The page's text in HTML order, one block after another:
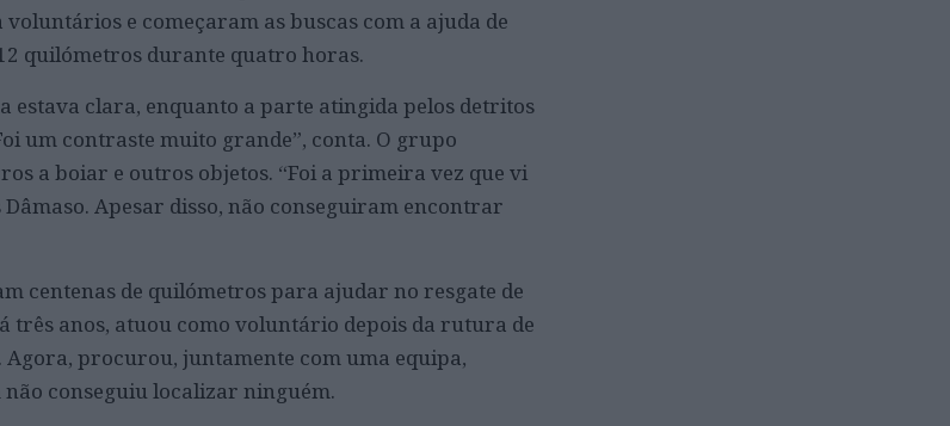
e começaram as buscas com a ajuda de
quilómetros durante quatro horas.
estava clara, enquanto a parte atingida pelos detritos
um contraste muito grande”, conta. O grupo
a boiar e outros objetos. “Foi a primeira vez que vi
Apesar disso, não conseguiram encontrar
centenas de quilómetros para ajudar no resgate de
três anos, atuou como voluntário depois da rutura de
procurou, juntamente com uma equipa,
conseguiu localizar ninguém.